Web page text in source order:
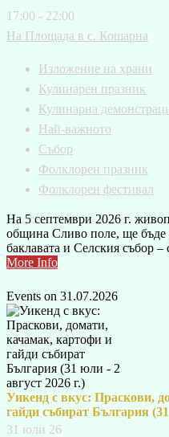
17:00 - 22:00
На Площада в с. Кошарна
Изложение на храни
Кулинарен празник
Кулинарна
Най-важното
Събор
Фолклорен празник
Фолклорен фестивал
На 5 септември 2026 г.
община Сливо поле, ще бъде
баклавата и Селския събор –
More Info
Events on 31.07.2026
Уикенд с вкус: Праскови,
гайди събират България
31 юли 26